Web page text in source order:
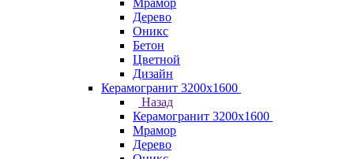
Мрамор
Дерево
Оникс
Бетон
Цветной
Дизайн
Керамогранит 3200х1600
Назад
Керамогранит 3200х1600
Мрамор
Дерево